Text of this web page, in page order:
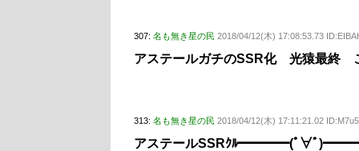
307: 名も無き星の民 2018/04/12(木) 17:08:53.73
アステールガチのSSR化 光猿最終
313: 名も無き星の民 2018/04/12(木) 17:11:21.02
アステールSSRｸﾙ━━━━(ﾟ∀ﾟ